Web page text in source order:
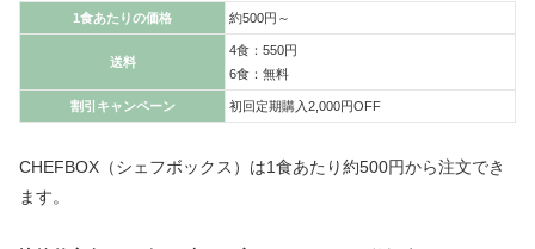
1食あたりの価格 約500円～
送料
4食：550円
6食：無料
割引キャンペーン 初回定期購入2,000円OFF
CHEFBOX（シェフボックス）は1食あたり約500円から注文でき
ます。